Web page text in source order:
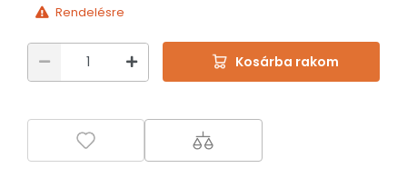
Rendelésre
Kosárba rakom